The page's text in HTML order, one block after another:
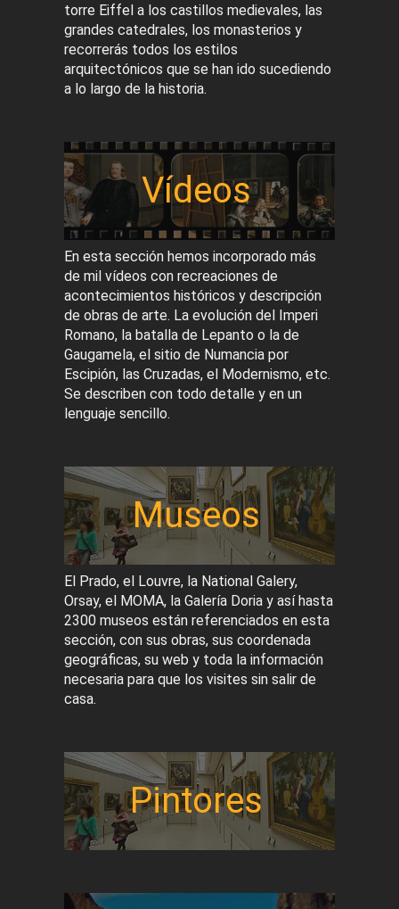
torre Eiffel a los castillos medievales, las
grandes catedrales, los monasterios y
recorrerás todos los estilos
arquitectónicos que se han ido sucediendo
a lo largo de la historia.
Vídeos
En esta sección hemos incorporado más
de mil vídeos con recreaciones de
acontecimientos históricos y descripción
de obras de arte. La evolución del Imperi
Romano, la batalla de Lepanto o la de
Gaugamela, el sitio de Numancia por
Escipión, las Cruzadas, el Modernismo, etc.
Se describen con todo detalle y en un
lenguaje sencillo.
Museos
El Prado, el Louvre, la National Galery,
Orsay, el MOMA, la Galería Doria y así hasta
2300 museos están referenciados en esta
sección, con sus obras, sus coordenada
geográficas, su web y toda la información
necesaria para que los visites sin salir de
casa.
Pintores